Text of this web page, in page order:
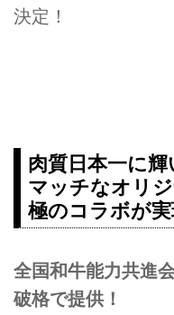
決定！
肉質日本一に
マッチなオリ
極のコラボが
全国和牛能力共進
破格で提供！